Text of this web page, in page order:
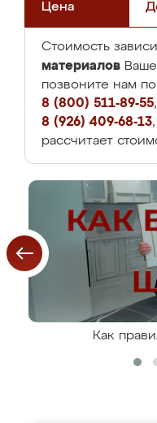
Цена
Стоимость
материалов
позвоните нам
8 (800) 511-89-55,
8 (926) 409-68-13
рассчитает
Как